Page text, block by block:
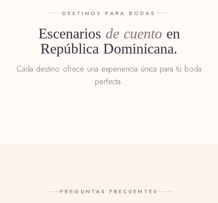
DESTINOS PARA BODAS
Escenarios de cuento en
República Dominicana.
Cada destino ofrece una experiencia única para tu boda
perfecta.
PREGUNTAS FRECUENTES